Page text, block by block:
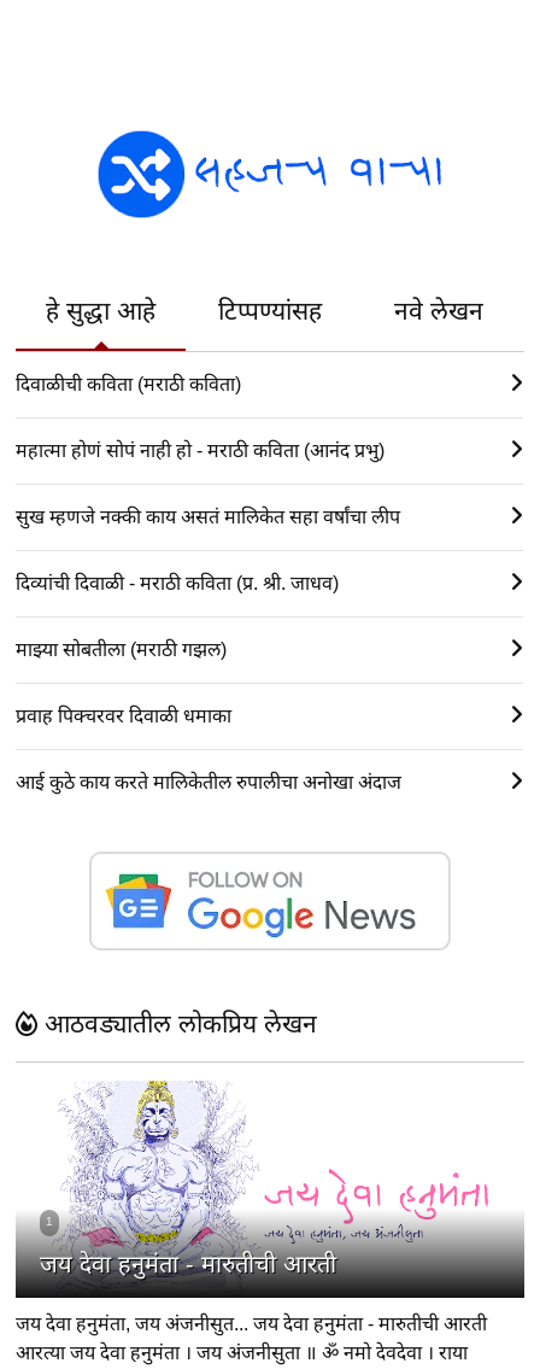
हे सुद्धा आहे टिप्पण्यांसह नवे लेखन
दिवाळीची कविता (मराठी कविता)
महात्मा होणं सोपं नाही हो - मराठी कविता (आनंद प्रभु)
सुख म्हणजे नक्की काय असतं मालिकेत सहा वर्षांचा लीप
दिव्यांची दिवाळी - मराठी कविता (प्र. श्री. जाधव)
माझ्या सोबतीला (मराठी गझल)
प्रवाह पिक्चरवर दिवाळी धमाका
आई कुठे काय करते मालिकेतील रुपालीचा अनोखा अंदाज
आठवड्यातील लोकप्रिय लेखन
1
जय देवा हनुमंता - मारुतीची आरती
जय देवा हनुमंता, जय अंजनीसुत... जय देवा हनुमंता - मारुतीची आरती
आरत्या जय देवा हनुमंता । जय अंजनीसुता ॥ ॐ नमो देवदेवा । राया